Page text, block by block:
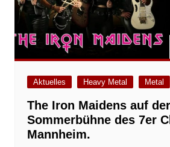
Aktuelles Heavy Metal Metal
The Iron Maidens auf der
Sommerbühne des 7er
Mannheim.